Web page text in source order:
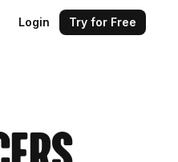
Login Try for Free